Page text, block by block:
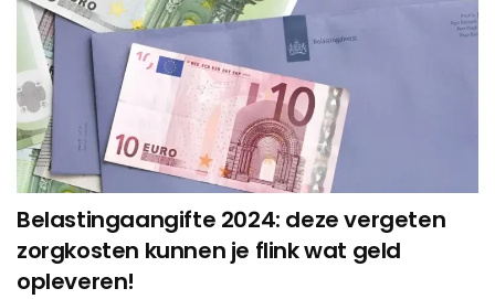
Belastingaangifte 2024: deze vergeten
zorgkosten kunnen je flink wat geld
opleveren!